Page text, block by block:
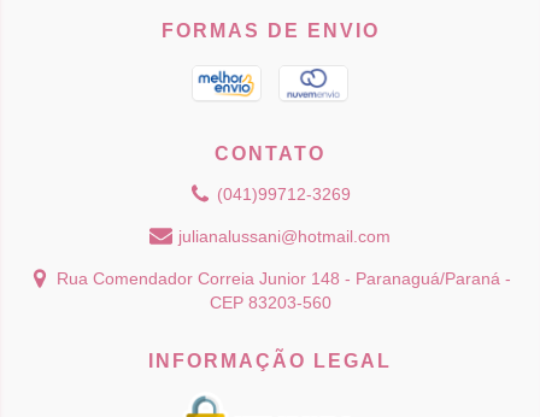
FORMAS DE ENVIO
CONTATO
(041)99712-3269
julianalussani@hotmail.com
Rua Comendador Correia Junior 148 - Paranaguá/Paraná -
CEP 83203-560
INFORMAÇÃO LEGAL